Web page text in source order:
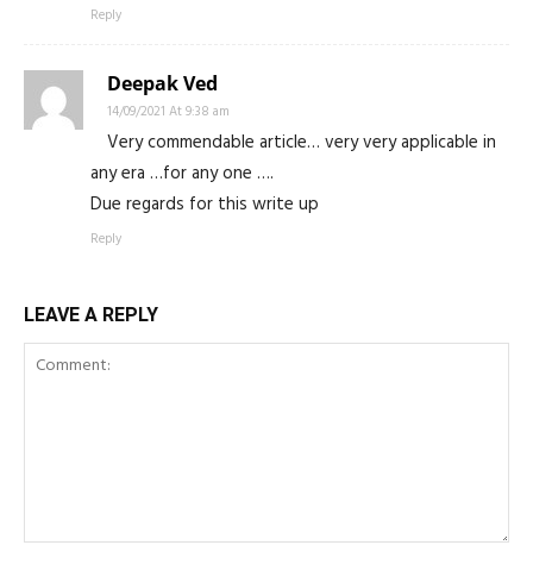
Reply
Deepak Ved
14/09/2021 At 9:38 am
Very commendable article… very very applicable in
any era …for any one ….
Due regards for this write up
Reply
LEAVE A REPLY